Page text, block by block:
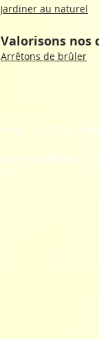
Jardiner au naturel
Valorisons nos
Arrêtons de brûler
PAGE D'INTRODUCTION
Tous droits réservés.
2025